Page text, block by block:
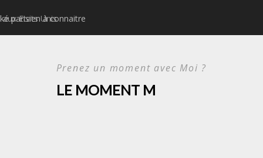
parisien à connaitre
Prenez un moment avec Moi ?
LE MOMENT M